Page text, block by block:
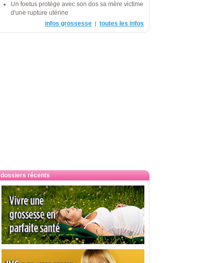
Un foetus protège avec son dos sa mère victime
d'une rupture utérine
infos grossesse | toutes les infos
dossiers récents